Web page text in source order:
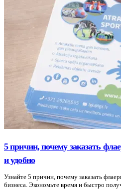
5 причин, почему заказать
и удобно
Узнайте 5 причин, почему заказать
бизнеса. Экономьте время и быстро